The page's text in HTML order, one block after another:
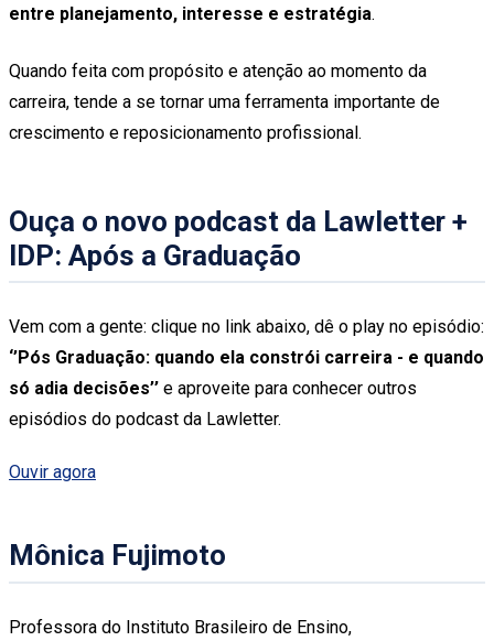
entre planejamento, interesse e estratégia.
Quando feita com propósito e atenção ao momento da
carreira, tende a se tornar uma ferramenta importante de
crescimento e reposicionamento profissional.
Ouça o novo podcast da Lawletter +
IDP: Após a Graduação
Vem com a gente: clique no link abaixo, dê o play no episódio:
‘’Pós Graduação: quando ela constrói carreira - e quando
só adia decisões’’ e aproveite para conhecer outros
episódios do podcast da Lawletter.
Ouvir agora
Mônica Fujimoto
Professora do Instituto Brasileiro de Ensino,